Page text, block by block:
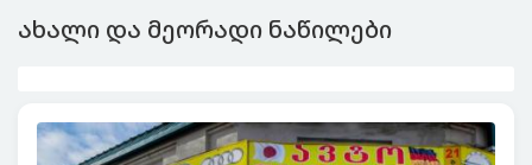
ახალი და მეორადი ნაწილები